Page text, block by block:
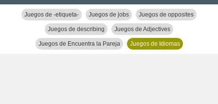
Juegos de -etiqueta- Juegos de jobs Juegos de opposites
Juegos de describing Juegos de Adjectives
Juegos de Encuentra la Pareja Juegos de Idiomas